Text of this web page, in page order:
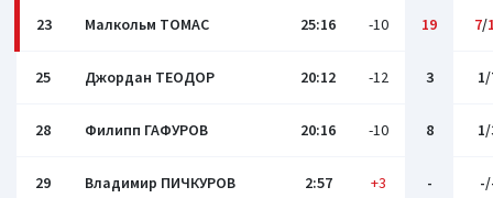
23 Малкольм ТОМАС 25:16 -10 19 7/
25 Джордан ТЕОДОР 20:12 -12 3
28 Филипп ГАФУРОВ 20:16 -10 8
29 Владимир ПИЧКУРОВ 2:57 +3 -